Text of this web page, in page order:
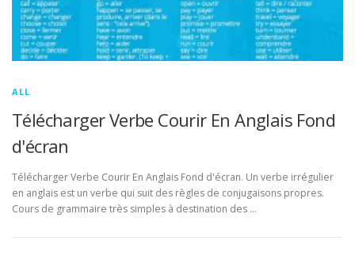
ALL
Télécharger Verbe Courir En Anglais Fond
d'écran
Télécharger Verbe Courir En Anglais Fond d'écran. Un verbe irrégulier
en anglais est un verbe qui suit des règles de conjugaisons propres.
Cours de grammaire très simples à destination des …